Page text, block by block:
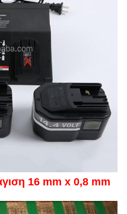
16 mm x 0,8 mm